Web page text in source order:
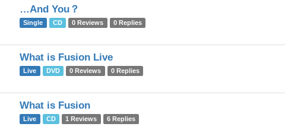
…And You？
Single CD 0 Reviews 0 Replies
What is Fusion Live
Live DVD 0 Reviews 0 Replies
What is Fusion
Live CD 1 Reviews 6 Replies